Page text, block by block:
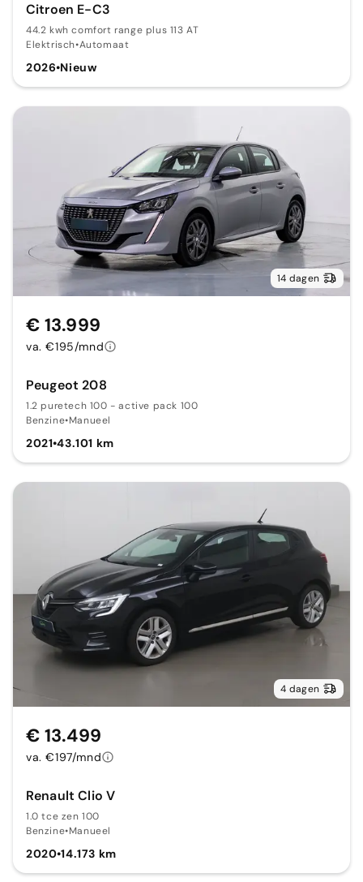
Citroen E-C3
44.2 kwh comfort range plus 113 AT
Elektrisch•Automaat
2026•Nieuw
14 dagen
Peugeot 208
1.2 puretech 100 - active pack 100
Benzine•Manueel
2021•43.101 km
€ 13.999
va. €195/mnd
4 dagen
Renault Clio V
1.0 tce zen 100
Benzine•Manueel
2020•14.173 km
€ 13.499
va. €197/mnd